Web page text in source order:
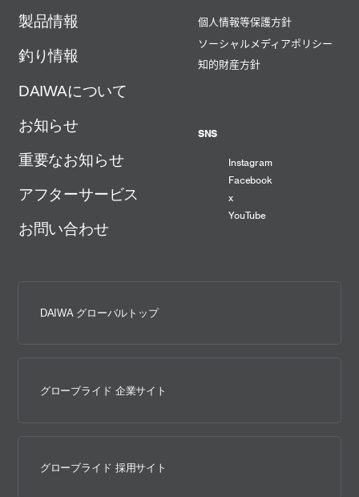
製品情報
釣り情報
DAIWAについて
お知らせ
重要なお知らせ
アフターサービス
お問い合わせ
個人情報等保護方針
ソーシャルメディアポリシー
知的財産方針
SNS
Instagram
Facebook
x
YouTube
DAIWA グローバルトップ
グローブライド 企業サイト
グローブライド 採用サイト